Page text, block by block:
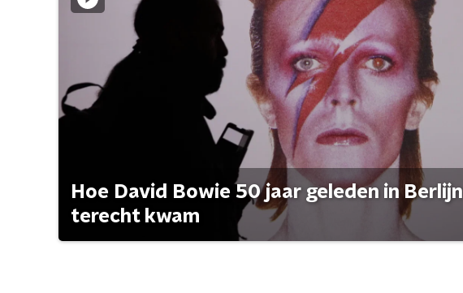
Hoe David Bowie 50 jaar geleden in Berlijn
terecht kwam